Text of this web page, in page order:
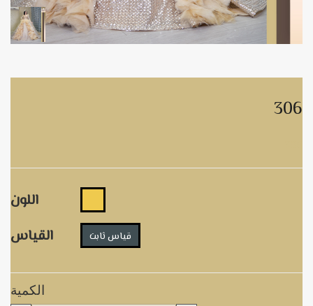
306
اللون
القياس
قياس ثابت
الكمية